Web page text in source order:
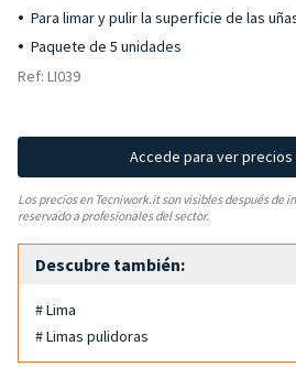
Para limar y pulir la superficie de las
Paquete de 5 unidades
Ref: LI039
Accede para ver
Los precios en Tecniwork.it son visibles después de
reservado a profesionales del sector.
Descubre también:
# Lima
# Limas pulidoras